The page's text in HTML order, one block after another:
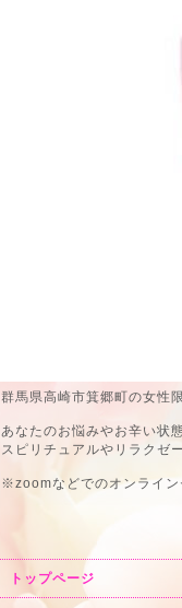
群馬県高崎市箕郷町の女性
あなたのお悩みやお辛い状
スピリチュアルやリラクゼ
※zoomなどでのオンライン
トップページ